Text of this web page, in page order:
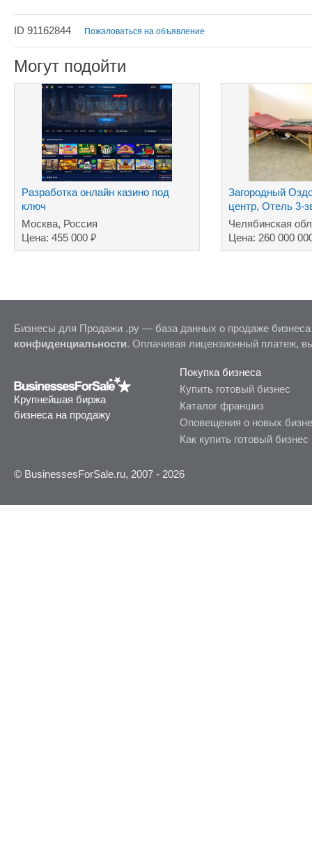
ID 91162844 Пожаловаться на объявление
Могут подойти
Разработка онлайн казино под
ключ
Москва, Россия
Цена: 455 000 ₽
Загородный
центр, Отель 3-
Челябинская
Цена: 260 000
Бизнесы для Продажи .ру — база данных о продаже
конфиденциальности. Оплачивая лицензионный платеж,
Крупнейшая биржа
бизнеса на продажу
Покупка бизнеса
Купить готовый бизнес
Каталог франшиз
Оповещения о новых
Как купить готовый бизнес
© BusinessesForSale.ru, 2007 - 2026